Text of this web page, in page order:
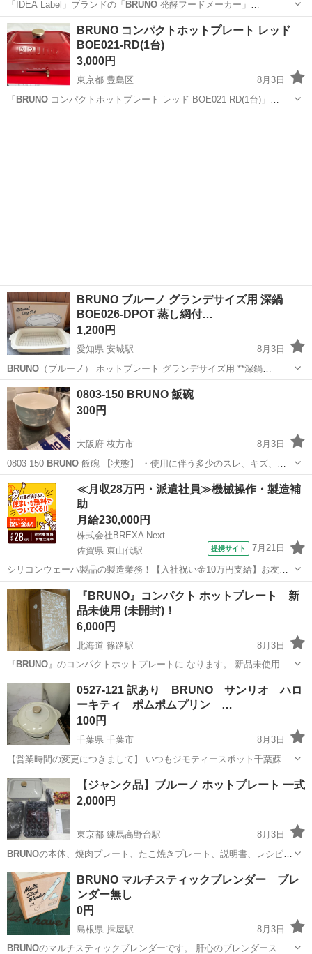
「IDEA Label」ブランドの「 BRUNO発酵フードメーカー」
（LOE037-BE）です。 ✤付属品のスプーンが出てきたので、一緒にお
渡しします。 購入後10回ほど使用して、その後、他のもので代用でき
ているため、...
神奈川 横浜市 鴨居駅 キッチン家電 BRUNO
BRUNO コンパクトホットプレート レッド
BOE021-RD(1台)
3,000円
東京都 豊島区
8月3日
「 BRUNOコンパクトホットプレート レッド BOE021-RD(1台)」
BRUNO ブルーノ グランデサイズ用 深鍋
BOE026-DPOT 蒸し網付…
1,200円
愛知県 安城駅
8月3日
BRUNO（ブルーノ） ホットプレート グランデサイズ用 **深鍋
（BOE026-DPOT）**です。 一度だけ使用しましたが、その後使用す
る機会がないため出品いたします。 使用回数が少なく、とてもきれい
な状態です。 ...
愛知 安城市 キッチン家電
0803-150 BRUNO 飯碗
300円
大阪府 枚方市
8月3日
0803-150 BRUNO飯碗 【状態】 ・使用に伴う多少のスレ、キズ、落
としきれない汚れなどございます ・詳細は現地でご確認ください ・お
値引きは出来かねますのでご了承願います ※中古品のため、状態に...
大阪 枚方市 食器 BRUNO
≪月収28万円・派遣社員≫機械操作・製造補
助
月給230,000円
株式会社BREXA Next
佐賀県 東山代駅
提携サイト 7月21日
シリコンウェーハ製品の製造業務！【入社祝い金10万円支給】お友達
やカップルとの応募OK◎年間休日129日＆休出なしでプライベート充
実♪業務はクリーンルームで快適作業◎自社正社員登用制度あり★1食
300円～の格安食堂あり！《佐...
佐賀 伊万里市 その他
『BRUNO』コンパクト ホットプレート 新
品未使用 (未開封)！
6,000円
北海道 篠路駅
8月3日
『 BRUNO』のコンパクトホットプレートに なります。 新品未使用、
未開封になります。 お色は、白になります。 どうぞよろしくお願い致
します。
北海道 札幌市 キッチン家電 BRUNO
0527-121 訳あり BRUNO サンリオ ハロ
ーキティ ポムポムプリン …
100円
千葉県 千葉市
8月3日
【営業時間の変更につきまして】 いつもジモティースポット千葉蘇我
店をご愛顧いただき誠にありがとうございます。 誠に勝手ではござい
ますが、当店は2026年2月より営業終了時間を21時から20時に変更さ
せて頂いております。 ...
千葉 千葉市 キッチン家電 リユース
【ジャンク品】ブルーノ ホットプレート 一式
2,000円
東京都 練馬高野台駅
8月3日
BRUNOの本体、焼肉プレート、たこ焼きプレート、説明書、レシピ
本、ヘラの一式です。 ※プレートのみ‪のお譲りはいたしません。 1度
しか使用しておりませんが、プレートが温まらない故障のため 修理が
必要なものとなります。 ...
東京 練馬区 キッチン家電 ブルーノ
BRUNO マルチスティックブレンダー ブレ
ンダー無し
0円
島根県 揖屋駅
8月3日
BRUNOのマルチスティックブレンダーです。 肝心のブレンダーステ